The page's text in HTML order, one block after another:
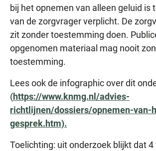
bij het opnemen van alleen geluid is
van de zorgvrager verplicht. De
zit zonder toestemming doen.
opgenomen materiaal mag nooit
toestemming.
Lees ook de infographic over dit
(https://www.knmg.nl/advies-
richtlijnen/dossiers/opnemen-van-
gesprek.htm).
Toelichting: uit onderzoek blijkt dat 4